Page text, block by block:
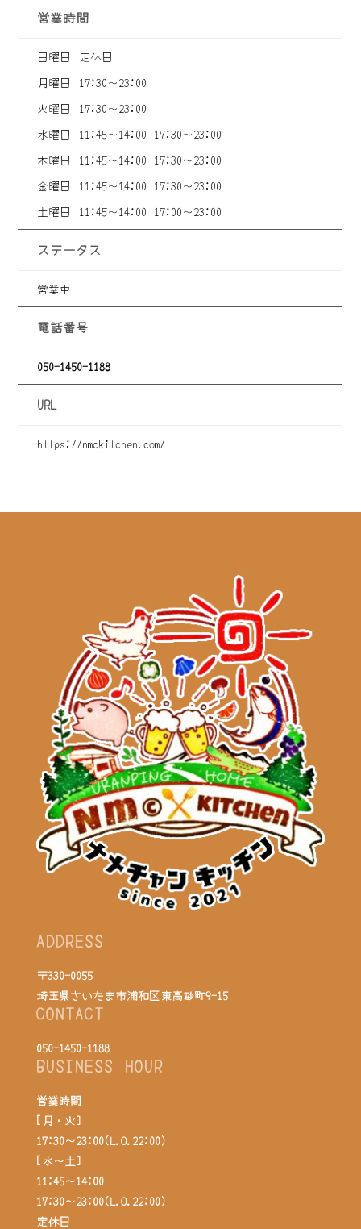
営業時間
日曜日
定休日
月曜日
17:30～23:00
火曜日
17:30～23:00
水曜日
11:45～14:00 17:30～23:00
木曜日
11:45～14:00 17:30～23:00
金曜日
11:45～14:00 17:30～23:00
土曜日
11:45～14:00 17:00～23:00
ステータス
営業中
電話番号
050-1450-1188
URL
https://nmckitchen.com/
ADDRESS
〒330-0055
埼玉県さいたま市浦和区東高砂町9-15
CONTACT
050-1450-1188
BUSINESS HOUR
営業時間
[月・火]
17:30～23:00(L.O.22:00)
[水～土]
11:45～14:00
17:30～23:00(L.O.22:00)
定休日